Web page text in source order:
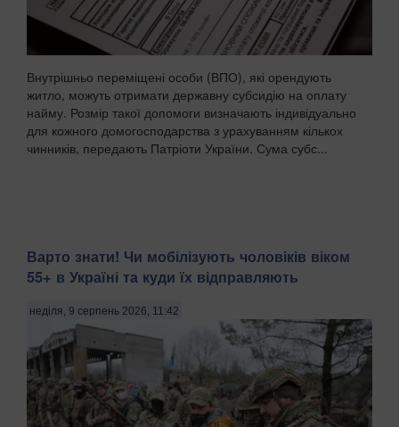
Внутрішньо переміщені особи (ВПО), які орендують
житло, можуть отримати державну субсидію на оплату
найму. Розмір такої допомоги визначають індивідуально
для кожного домогосподарства з урахуванням кількох
чинників, передають Патріоти України. Сума субс...
Варто знати! Чи мобілізують чоловіків віком
55+ в Україні та куди їх відправляють
неділя, 9 серпень 2026, 11:42